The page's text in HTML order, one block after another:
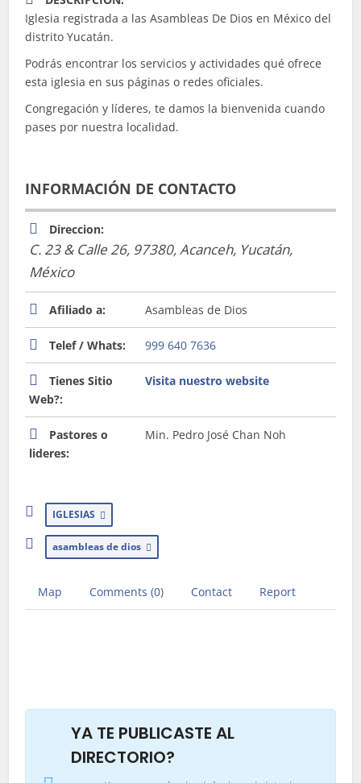
Iglesia registrada a las Asambleas De Dios en México del
distrito Yucatán.
Podrás encontrar los servicios y actividades qué ofrece
esta iglesia en sus páginas o redes oficiales.
Congregación y líderes, te damos la bienvenida cuando
pases por nuestra localidad.
INFORMACIÓN DE CONTACTO
Direccion:
C. 23 & Calle 26, 97380,Acanceh, Yucatán,
México
Afiliado a: Asambleas de Dios
Telef / Whats: 999 640 7636
Tienes Sitio
Web?:
Visita nuestro website
Pastores o
lideres:
Min. Pedro José Chan Noh
IGLESIAS
asambleas de dios
Map Comments (0) Contact Report
YA TE PUBLICASTE AL
DIRECTORIO?